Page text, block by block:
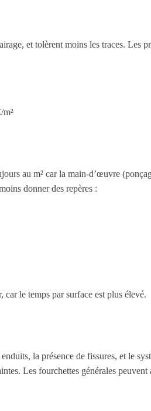
et tolèrent moins les traces. Les
m²
au m² car la main-d’œuvre
donner des repères :
le temps par surface est plus élevé.
la présence de fissures, et le
Les fourchettes générales peuvent